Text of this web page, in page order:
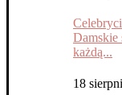
Celebryci
Damskie
każdą...
18